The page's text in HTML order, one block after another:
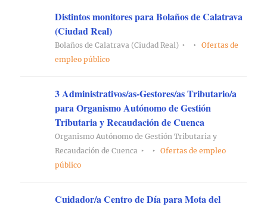
Distintos monitores para Bolaños de Calatrava
(Ciudad Real)
Bolaños de Calatrava (Ciudad Real)
Ofertas de
empleo público
3 Administrativos/as-Gestores/as Tributario/a
para Organismo Autónomo de Gestión
Tributaria y Recaudación de Cuenca
Organismo Autónomo de Gestión Tributaria y
Recaudación de Cuenca
Ofertas de empleo
público
Cuidador/a Centro de Día para Mota del